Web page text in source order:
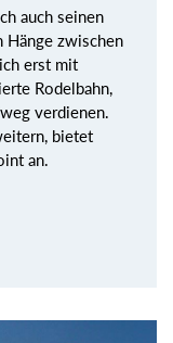
auch seinen
Hänge zwischen
erst mit
Rodelbahn,
verdienen.
bietet
an.